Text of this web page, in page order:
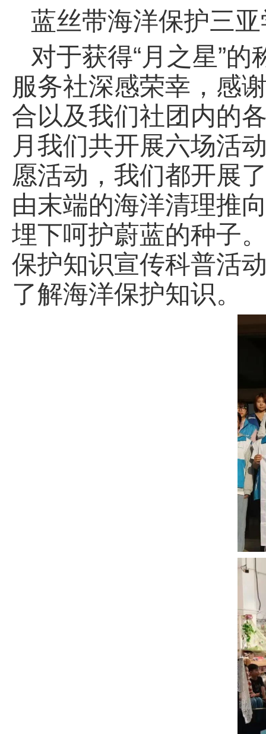
蓝丝带海洋保护三
对于获得“月之星”
服务社深感荣幸，感
合以及我们社团内的
月我们共开展六场活
愿活动，我们都开展
由末端的海洋清理推
埋下呵护蔚蓝的种子
保护知识宣传科普活
了解海洋保护知识。